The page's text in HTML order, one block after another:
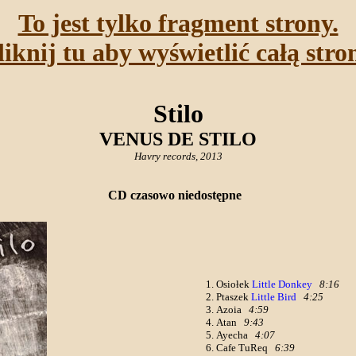
To jest tylko fragment strony.
tu aby wyświetlić całą
Stilo
VENUS DE STILO
Havry records, 2013
CD czasowo niedostępne
Osiołek Little Donkey
8:16
Ptaszek Little Bird
4:25
Azoia 4:59
Atan 9:43
Ayecha 4:07
Cafe TuReq 6:39